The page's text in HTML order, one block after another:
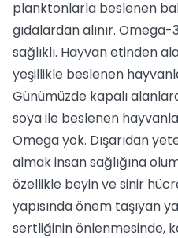
planktonlarla beslenen
gıdalardan alınır.
sağlıklı. Hayvan etinden
yeşillikle beslenen
Günümüzde kapalı
soya ile beslenen
Omega yok. Dışarıdan
almak insan sağlığına
özellikle beyin ve sinir
yapısında önem taşıyan
sertliğinin önlenmesinde,